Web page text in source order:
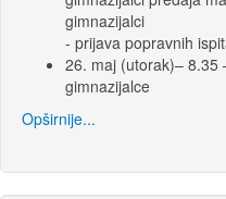
gimnazijalci
- prijava popravnih
26. maj (utorak)– 8.35
gimnazijalce
Opširnije...